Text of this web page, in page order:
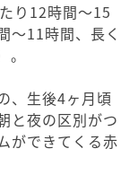
り12時間～15
～11時間、長く
、生後4ヶ月頃
と夜の区別がつ
ができてくる赤